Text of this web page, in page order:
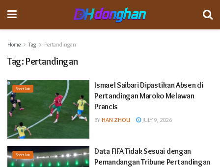
Home Tag Pertandingan
Tag:Pertandingan
Sport Lain
Ismael Saibari Dipastikan Absen di
Pertandingan Maroko Melawan
Prancis
BY HAN ZHOU JULY 9, 2026
Sport Lain
Data FIFA Tidak Sesuai dengan
Pemandangan Tribune Pertandingan